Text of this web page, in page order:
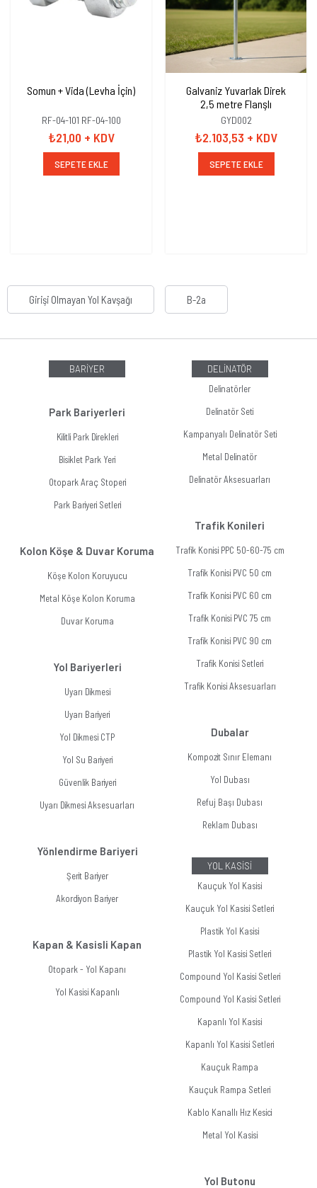
Somun + Vida (Levha İçin)
RF-04-101 RF-04-100
₺21,00 + KDV
SEPETE EKLE
Galvaniz Yuvarlak Direk
2,5 metre Flanşlı
GYD002
₺2.103,53 + KDV
SEPETE EKLE
Girişi Olmayan Yol Kavşağı B-2a
BARİYER
Park Bariyerleri
Kilitli Park Direkleri
Bisiklet Park Yeri
Otopark Araç Stoperi
Park Bariyeri Setleri
Kolon Köşe & Duvar Koruma
Köşe Kolon Koruyucu
Metal Köşe Kolon Koruma
Duvar Koruma
Yol Bariyerleri
Uyarı Dikmesi
Uyarı Bariyeri
Yol Dikmesi CTP
Yol Su Bariyeri
Güvenlik Bariyeri
Uyarı Dikmesi Aksesuarları
Yönlendirme Bariyeri
Şerit Bariyer
Akordiyon Bariyer
Kapan & Kasisli Kapan
Otopark - Yol Kapanı
Yol Kasisi Kapanlı
DELİNATÖR
Delinatörler
Delinatör Seti
Kampanyalı Delinatör Seti
Metal Delinatör
Delinatör Aksesuarları
Trafik Konileri
Trafik Konisi PPC 50-60-75 cm
Trafik Konisi PVC 50 cm
Trafik Konisi PVC 60 cm
Trafik Konisi PVC 75 cm
Trafik Konisi PVC 90 cm
Trafik Konisi Setleri
Trafik Konisi Aksesuarları
Dubalar
Kompozit Sınır Elemanı
Yol Dubası
Refuj Başı Dubası
Reklam Dubası
YOL KASİSİ
Kauçuk Yol Kasisi
Kauçuk Yol Kasisi Setleri
Plastik Yol Kasisi
Plastik Yol Kasisi Setleri
Compound Yol Kasisi Setleri
Compound Yol Kasisi Setleri
Kapanlı Yol Kasisi
Kapanlı Yol Kasisi Setleri
Kauçuk Rampa
Kauçuk Rampa Setleri
Kablo Kanallı Hız Kesici
Metal Yol Kasisi
Yol Butonu